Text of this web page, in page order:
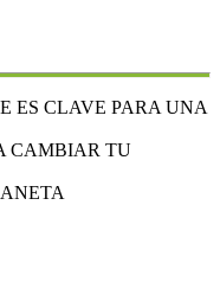
ES CLAVE PARA UNA
CAMBIAR TU